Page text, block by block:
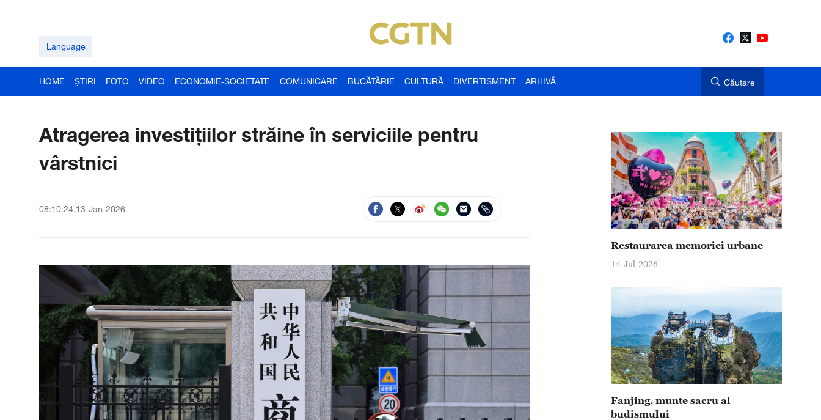
Language
HOME ȘTIRI FOTO VIDEO ECONOMIE-SOCIETATE COMUNICARE BUCĂTĂRIE CULTURĂ DIVERTISMENT ARHIVĂ Căutare
Atragerea investițiilor străine în serviciile pentru
vârstnici
08:10:24,13-Jan-2026
Restaurarea memoriei urbane
14-Jul-2026
Fanjing, munte sacru al
budismului